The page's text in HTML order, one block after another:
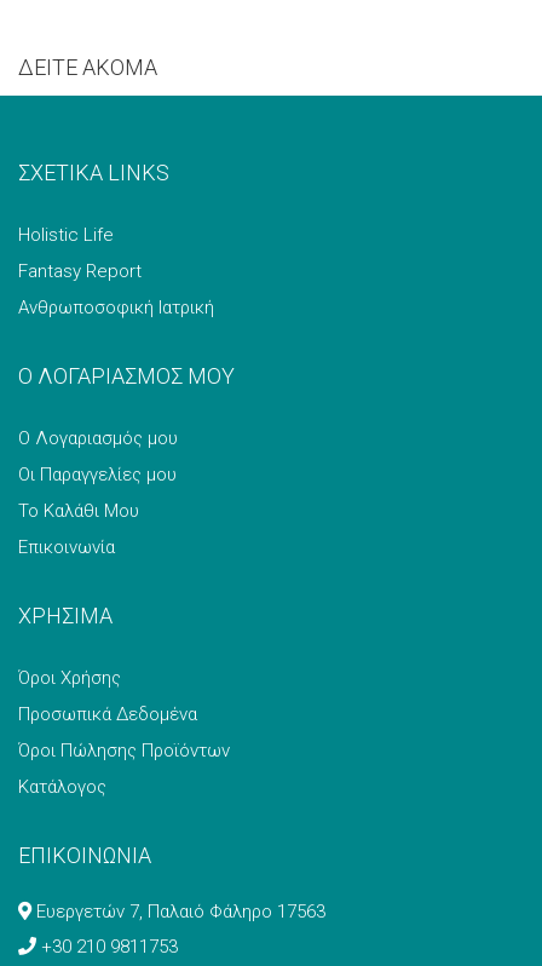
ΔΕΙΤΕ ΑΚΟΜΑ
ΣΧΕΤΙΚΑ LINKS
Holistic Life
Fantasy Report
Ανθρωποσοφική Ιατρική
Ο ΛΟΓΑΡΙΑΣΜΟΣ ΜΟΥ
Ο Λογαριασμός μου
Οι Παραγγελίες μου
Το Καλάθι Μου
Επικοινωνία
ΧΡΗΣΙΜΑ
Όροι Χρήσης
Προσωπικά Δεδομένα
Όροι Πώλησης Προϊόντων
Κατάλογος
ΕΠΙΚΟΙΝΩΝΙΑ
Ευεργετών 7, Παλαιό Φάληρο 17563
+30 210 9811753